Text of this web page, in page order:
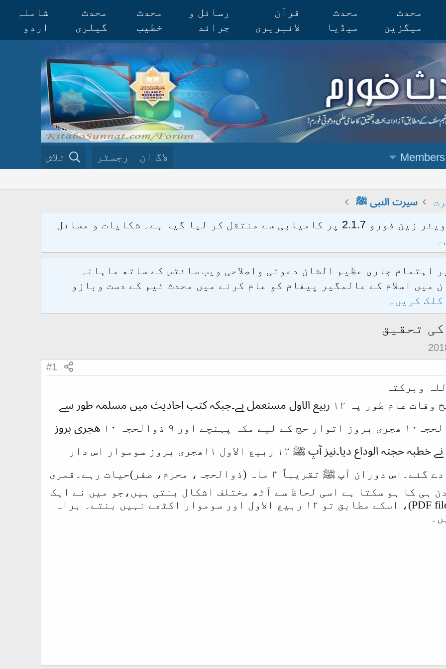
محدث
میگزین
محدث
میڈیا
قرآن
لائبریری
رسائل و
جرائد
محدث
خطیب
محدث
گیلری
شاملہ
اردو
Members لاگ ان رجسٹر تلاش
سیرت النبی ﷺ
الحمدللہ محدث فورم کو نئےسافٹ ویئر زین فورو 2.1.7 پر کامیابی سے منتقل کر لیا گیا ہے۔ شکایات و مسائل
۔
اہتمام جاری عظیم الشان دعوتی واصلاحی ویب سائٹس کے ساتھ ماہانہ
میں اسلام کے عالمگیر پیغام کو عام کرنے میں محدث ٹیم کے دست وبازو
کلک کریں۔
تحقیق
#1
وبرکتہ
نبی اکرم ﷺ کی تاریخ وفات عام طور پہ ۱۲ ربیع الاول مستعمل ہے۔جبکہ کتب احادیث میں مسلمہ طور سے
ثابت ہے کہ آپ ﷺ ۴ ذوالحجہ۱۰ ھجری بروز اتوار حج کے لیے مکہ پہنچے اور ۹ ذوالحجہ ۱۰ ھجری بروز
جمعتہ المبارک کو آپ ﷺ نے خطبہ حجتہ الوداع دیا۔نیز آپ ﷺ ۱۲ ربیع الاول ۱۱ھجری بروز سوموار اس دار
گئے۔ اس دوران آپ ﷺ تقریباً
۳ ماہ (ذوالحجہ، محرم، صفر)حیات رہے۔قمری
مہینہ صرف ۲۹ یا ۳۰ دن ہی کا ہو سکتا ہے اسی لحاظ سے آٹھ مختلف اشکال بنتی ہیں،جو میں نے ایک
کوشش کی ہے (PDF file attached)، اسکے مطابق تو ۱۲ ربیع الاول اور سوموار اکٹھے نہیں بنتے۔ براہ